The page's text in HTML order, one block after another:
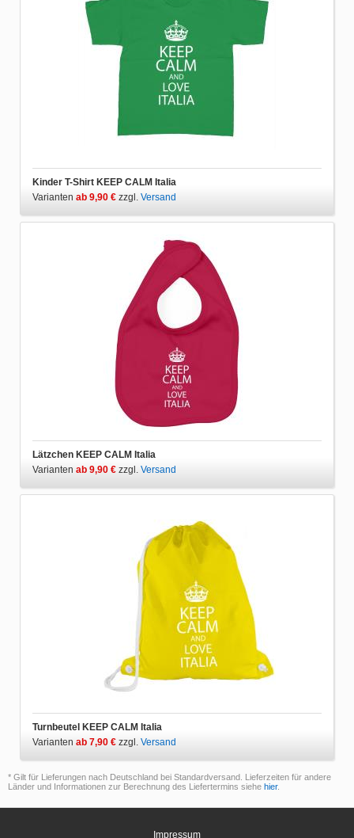
Kinder T-Shirt KEEP CALM Italia
Varianten ab 9,90 € zzgl. Versand
Lätzchen KEEP CALM Italia
Varianten ab 9,90 € zzgl. Versand
Turnbeutel KEEP CALM Italia
Varianten ab 7,90 € zzgl. Versand
* Gilt für Lieferungen nach Deutschland bei Standardversand. Lieferzeiten für andere
Länder und Informationen zur Berechnung des Liefertermins siehe hier.
Impressum